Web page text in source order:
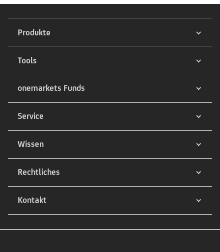
Produkte
Tools
onemarkets Funds
Service
Wissen
Rechtliches
Kontakt